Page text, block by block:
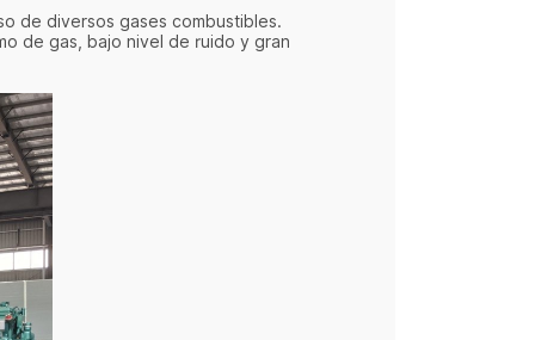
de diversos gases combustibles.
de gas, bajo nivel de ruido y gran